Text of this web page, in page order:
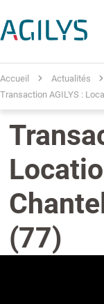
Accueil Actualités
Transaction AGILYS :
(77)